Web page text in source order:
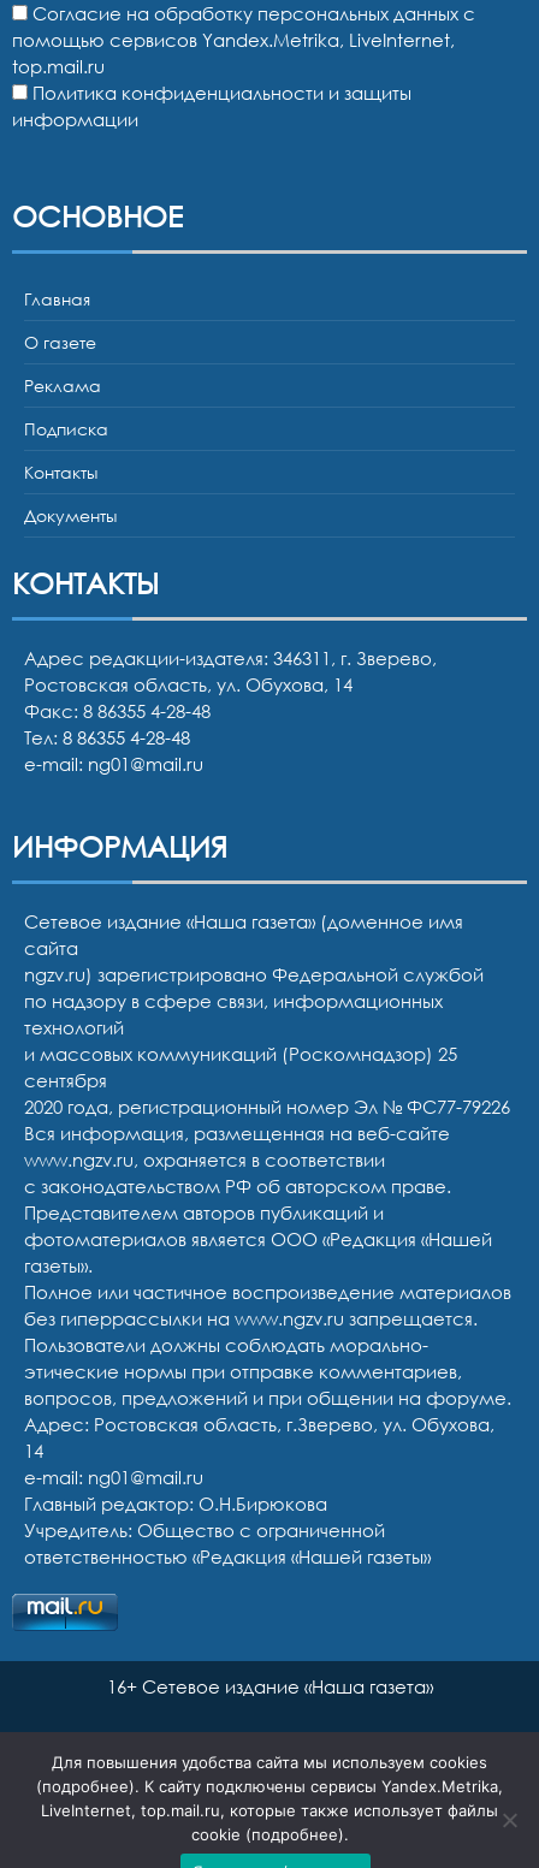
Согласие на обработку персональных данных с
помощью сервисов Yandex.Metrika, LiveInternet,
top.mail.ru
Политика конфиденциальности и защиты
информации
ОСНОВНОЕ
Главная
О газете
Реклама
Подписка
Контакты
Документы
КОНТАКТЫ
Адрес редакции-издателя: 346311, г. Зверево,
Ростовская область, ул. Обухова, 14
Факс: 8 86355 4-28-48
Тел: 8 86355 4-28-48
e-mail: ng01@mail.ru
ИНФОРМАЦИЯ
Сетевое издание «Наша газета» (доменное имя
сайта
ngzv.ru) зарегистрировано Федеральной службой
по надзору в сфере связи, информационных
технологий
и массовых коммуникаций (Роскомнадзор) 25
сентября
2020 года, регистрационный номер Эл № ФС77-79226
Вся информация, размещенная на веб-сайте
www.ngzv.ru, охраняется в соответствии
с законодательством РФ об авторском праве.
Представителем авторов публикаций и
фотоматериалов является ООО «Редакция «Нашей
газеты».
Полное или частичное воспроизведение материалов
без гиперрассылки на www.ngzv.ru запрещается.
Пользователи должны соблюдать морально-
этические нормы при отправке комментариев,
вопросов, предложений и при общении на форуме.
Адрес: Ростовская область, г.Зверево, ул. Обухова,
14
e-mail: ng01@mail.ru
Главный редактор: О.Н.Бирюкова
Учредитель: Общество с ограниченной
ответственностью «Редакция «Нашей газеты»
16+ Сетевое издание «Наша газета»
Для повышения удобства сайта мы используем cookies
(подробнее). К сайту подключены сервисы Yandex.Metrika,
LiveInternet, top.mail.ru, которые также использует файлы
cookie (подробнее).